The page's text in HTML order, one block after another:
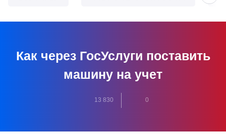
Как через ГосУслуги поставить
машину на учет
13 830 0